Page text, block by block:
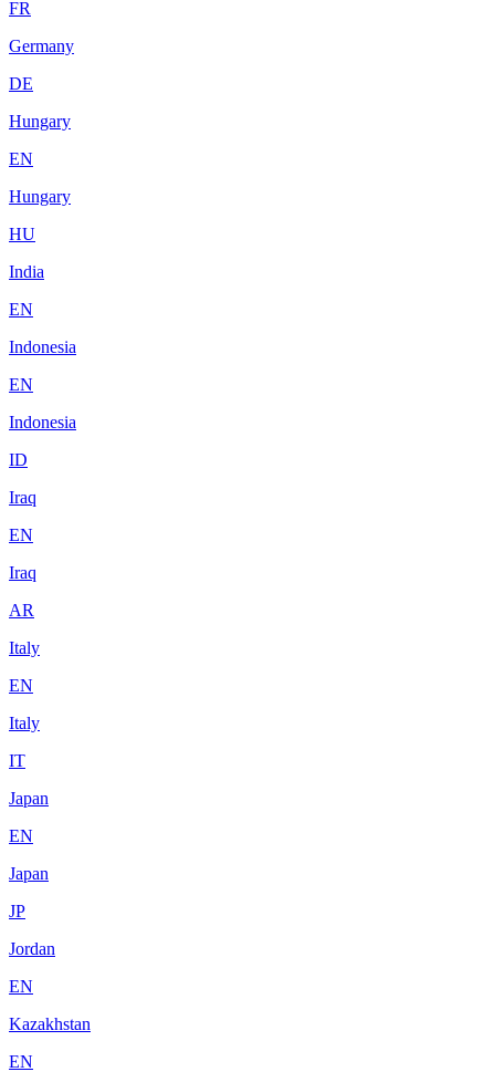
FR
Germany
DE
Hungary
EN
Hungary
HU
India
EN
Indonesia
EN
Indonesia
ID
Iraq
EN
Iraq
AR
Italy
EN
Italy
IT
Japan
EN
Japan
JP
Jordan
EN
Kazakhstan
EN